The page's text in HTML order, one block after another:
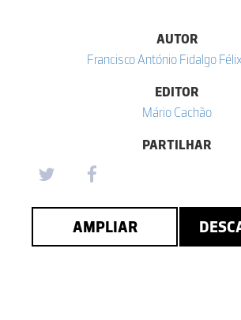
AUTOR
Francisco António Fidalgo
EDITOR
Mário Cachão
PARTILHAR
AMPLIAR